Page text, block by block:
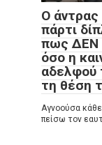
Ο
πάρτι
πως ΔΕΝ
όσο η
αδελφού
τη θέση
Αγνοούσα
πείσω τον